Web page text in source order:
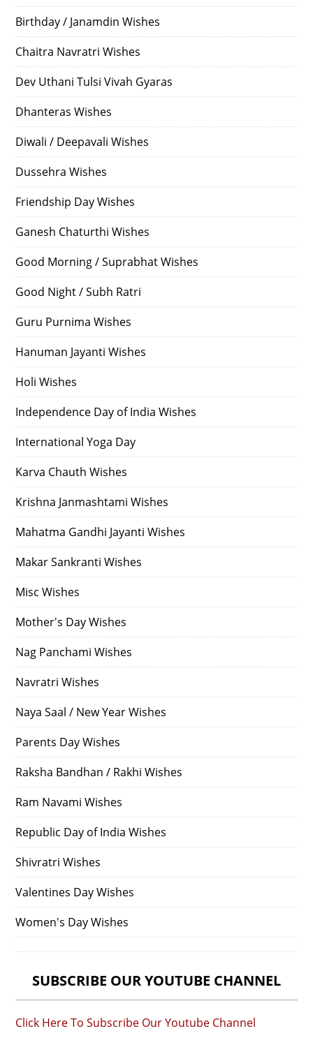
Birthday / Janamdin Wishes
Chaitra Navratri Wishes
Dev Uthani Tulsi Vivah Gyaras
Dhanteras Wishes
Diwali / Deepavali Wishes
Dussehra Wishes
Friendship Day Wishes
Ganesh Chaturthi Wishes
Good Morning / Suprabhat Wishes
Good Night / Subh Ratri
Guru Purnima Wishes
Hanuman Jayanti Wishes
Holi Wishes
Independence Day of India Wishes
International Yoga Day
Karva Chauth Wishes
Krishna Janmashtami Wishes
Mahatma Gandhi Jayanti Wishes
Makar Sankranti Wishes
Misc Wishes
Mother's Day Wishes
Nag Panchami Wishes
Navratri Wishes
Naya Saal / New Year Wishes
Parents Day Wishes
Raksha Bandhan / Rakhi Wishes
Ram Navami Wishes
Republic Day of India Wishes
Shivratri Wishes
Valentines Day Wishes
Women's Day Wishes
SUBSCRIBE OUR YOUTUBE CHANNEL
Click Here To Subscribe Our Youtube Channel